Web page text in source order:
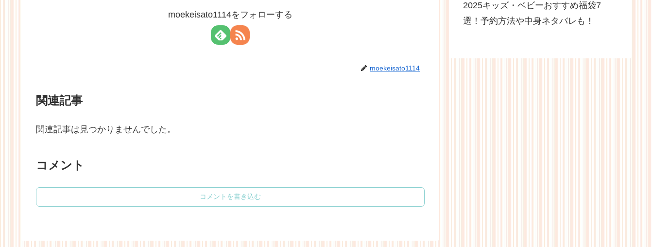
moekeisato1114をフォローする
moekeisato1114
関連記事
関連記事は見つかりませんでした。
コメント
コメントを書き込む
2025キッズ・ベビーおすすめ福袋7
選！予約方法や中身ネタバレも！